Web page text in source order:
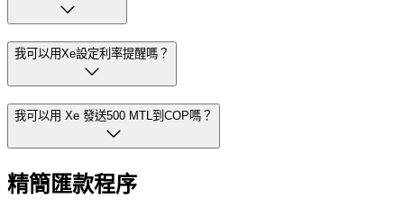
我可以用Xe設定利率提醒嗎？
我可以用 Xe 發送500 MTL到COP嗎？
精簡匯款程序